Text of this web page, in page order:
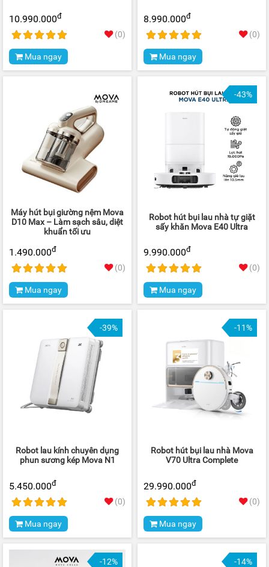
10.990.000đ
(0)
Mua ngay
8.990.000đ
(0)
Mua ngay
Máy hút bụi giường nệm Mova
D10 Max – Làm sạch sâu, diệt
khuẩn tối ưu
1.490.000đ
(0)
Mua ngay
-43%
Robot hút bụi lau nhà tự giặt
sấy khăn Mova E40 Ultra
9.990.000đ
(0)
Mua ngay
-39%
Robot lau kính chuyên dụng
phun sương kép Mova N1
5.450.000đ
(0)
Mua ngay
-11%
Robot hút bụi lau nhà Mova
V70 Ultra Complete
29.990.000đ
(0)
Mua ngay
-12% -14%